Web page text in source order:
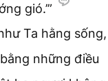
gió.’”
Ta hằng sống,
những điều